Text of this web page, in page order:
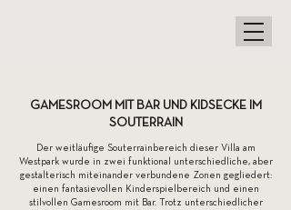
GAMESROOM MIT BAR UND KIDSECKE IM
SOUTERRAIN
Der weitläufige Souterrainbereich dieser Villa am
Westpark wurde in zwei funktional unterschiedliche, aber
gestalterisch miteinander verbundene Zonen gegliedert:
einen fantasievollen Kinderspielbereich und einen
stilvollen Gamesroom mit Bar. Trotz unterschiedlicher